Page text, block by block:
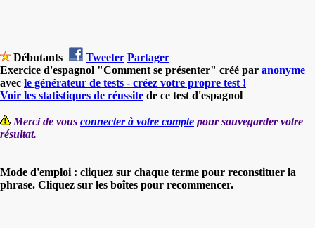
Débutants Tweeter Partager
Exercice d'espagnol "Comment se présenter" créé par anonyme
avec le générateur de tests - créez votre propre test !
Voir les statistiques de réussite de ce test d'espagnol
Merci de vous connecter à votre compte pour sauvegarder votre
résultat.
Mode d'emploi : cliquez sur chaque terme pour reconstituer la
phrase. Cliquez sur les boîtes pour recommencer.